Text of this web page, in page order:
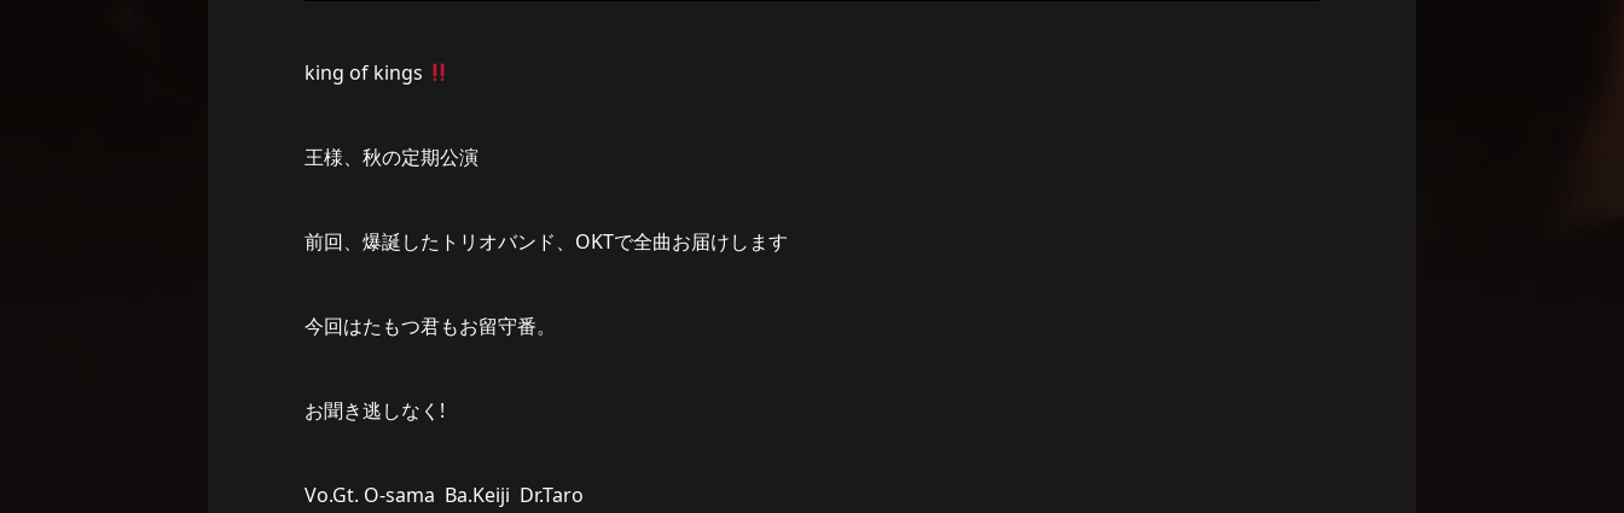
king of kings
王様、秋の定期公演
前回、爆誕したトリオバンド、OKTで全曲お届けします
今回はたもつ君もお留守番。
お聞き逃しなく!
Vo.Gt. O-sama Ba.Keiji Dr.Taro